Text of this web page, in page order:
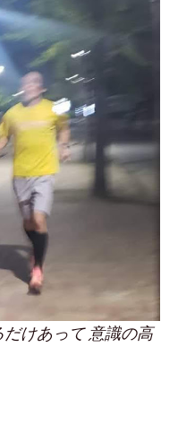
けあって 意識の高